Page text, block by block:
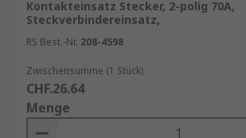
Kontakteinsatz Stecker, 2-polig 70A,
Steckverbindereinsatz,
RS Best.-Nr. 208-4598
Zwischensumme (1 Stück)
CHF.26.64
Menge